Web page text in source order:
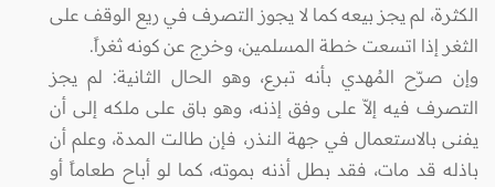
الكثرة، لم يجز بيعه كما لا يجوز التصرف في ريع الوقف على
الثغر إذا اتسعت خطة المسلمين، وخرج عن كونه ثغراً.
وإن صرّح المُهدي بأنه تبرع، وهو الحال الثانية: لم يجز
التصرف فيه إلاّ على وفق إذنه، وهو باق على ملكه إلى أن
يفنى بالاستعمال في جهة النذر، فإن طالت المدة، وعلم أن
باذله قد مات، فقد بطل أذنه بموته، كما لو أباح طعاماً أو